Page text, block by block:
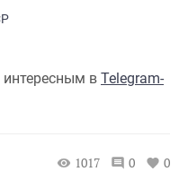
в Telegram-
1017 0 0